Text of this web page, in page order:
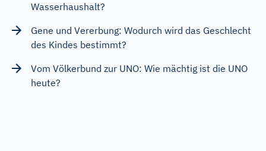
Wasserhaushalt?
Gene und Vererbung: Wodurch wird das Geschlecht
des Kindes bestimmt?
Vom Völkerbund zur UNO: Wie mächtig ist die UNO
heute?